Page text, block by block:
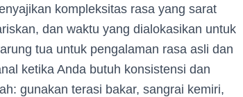
kompleksitas rasa yang sarat
dan waktu yang dialokasikan untuk
tua untuk pengalaman rasa asli dan
ketika Anda butuh konsistensi dan
gunakan terasi bakar, sangrai kemiri,